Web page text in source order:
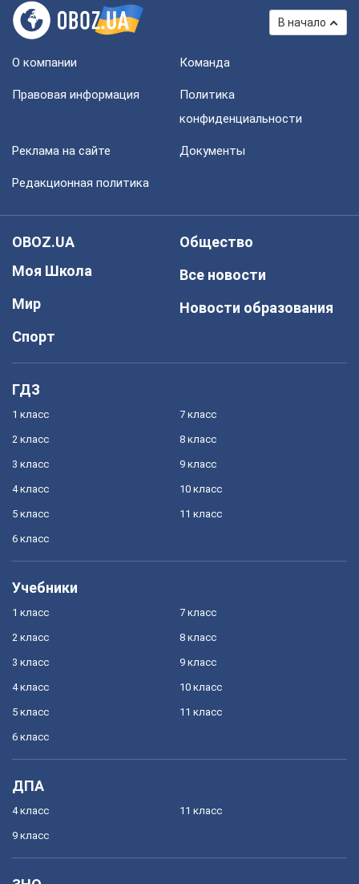
В начало
О компании Команда
Правовая информация
Политика
конфиденциальности
Реклама на сайте Документы
Редакционная политика
OBOZ.UA
Моя Школа
Мир
Спорт
Общество
Все новости
Новости образования
ГДЗ
1 класс
2 класс
3 класс
4 класс
5 класс
6 класс
7 класс
8 класс
9 класс
10 класс
11 класс
Учебники
1 класс
2 класс
3 класс
4 класс
5 класс
6 класс
7 класс
8 класс
9 класс
10 класс
11 класс
ДПА
4 класс
9 класс
11 класс